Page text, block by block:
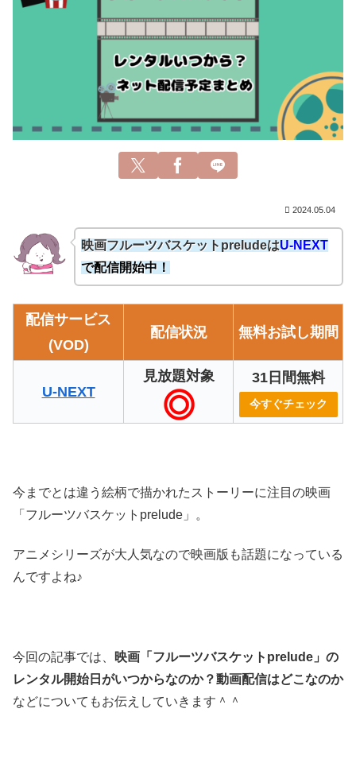
2024.05.04
映画フルーツバスケットpreludeはU-NEXT
で配信開始中！
配信サービス
(VOD)
配信状況 無料お試し期間
U-NEXT
見放題対象 31日間無料
今すぐチェック
今までとは違う絵柄で描かれたストーリーに注目の映画
「フルーツバスケットprelude」。
アニメシリーズが大人気なので映画版も話題になっている
んですよね♪
今回の記事では、 映画「フルーツバスケットprelude」 の
レンタル開始日がいつからなのか？動画配信はどこなのか
などについてもお伝えしていきます＾＾